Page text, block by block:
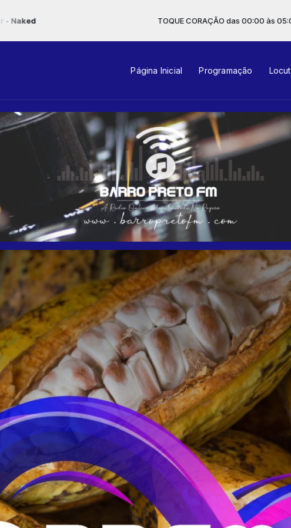
TOQUE CORAÇÃO das 00:00 às 05:00 -Tocando
Página Inicial Programação